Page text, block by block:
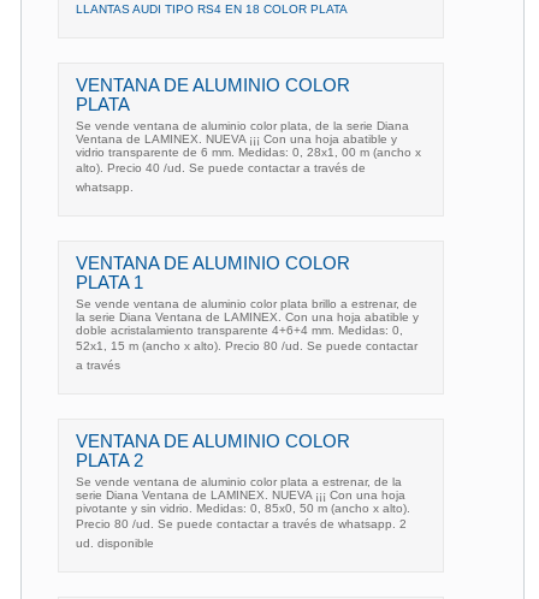
LLANTAS AUDI TIPO RS4 EN 18 COLOR PLATA
VENTANA DE ALUMINIO COLOR
PLATA
Se vende ventana de aluminio color plata, de la serie Diana
Ventana de LAMINEX. NUEVA ¡¡¡ Con una hoja abatible y
vidrio transparente de 6 mm. Medidas: 0, 28x1, 00 m (ancho x
alto). Precio 40 /ud. Se puede contactar a través de
whatsapp.
VENTANA DE ALUMINIO COLOR
PLATA 1
Se vende ventana de aluminio color plata brillo a estrenar, de
la serie Diana Ventana de LAMINEX. Con una hoja abatible y
doble acristalamiento transparente 4+6+4 mm. Medidas: 0,
52x1, 15 m (ancho x alto). Precio 80 /ud. Se puede contactar
a través
VENTANA DE ALUMINIO COLOR
PLATA 2
Se vende ventana de aluminio color plata a estrenar, de la
serie Diana Ventana de LAMINEX. NUEVA ¡¡¡ Con una hoja
pivotante y sin vidrio. Medidas: 0, 85x0, 50 m (ancho x alto).
Precio 80 /ud. Se puede contactar a través de whatsapp. 2
ud. disponible